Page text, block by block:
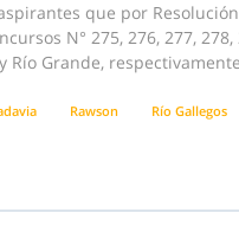
que por
N° 275, 276, 277,
Río Grande,
Rawson Río Gallegos